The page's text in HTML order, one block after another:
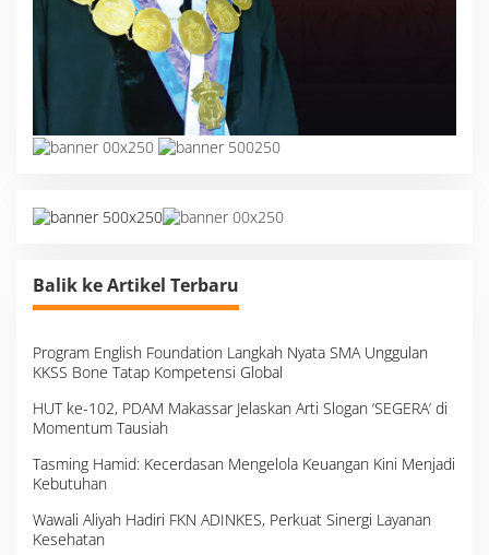
Balik ke Artikel Terbaru
Program English Foundation Langkah Nyata SMA Unggulan
KKSS Bone Tatap Kompetensi Global
HUT ke-102, PDAM Makassar Jelaskan Arti Slogan ‘SEGERA’ di
Momentum Tausiah
Tasming Hamid: Kecerdasan Mengelola Keuangan Kini Menjadi
Kebutuhan
Wawali Aliyah Hadiri FKN ADINKES, Perkuat Sinergi Layanan
Kesehatan